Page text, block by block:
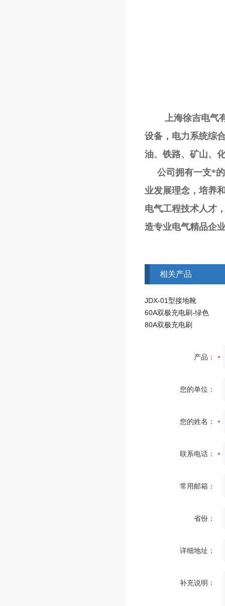
上海徐吉电气有
设备，电力系统综
油、铁路、矿山、
公司拥有一支*的
业发展理念，培养
电气工程技术人才
造专业电气精品企
相关产品
JDX-01型接地靴
60A双极充电刷-绿色
80A双极充电刷
产品：
您的单位：
您的姓名：
联系电话：
常用邮箱：
省份：
详细地址：
补充说明：